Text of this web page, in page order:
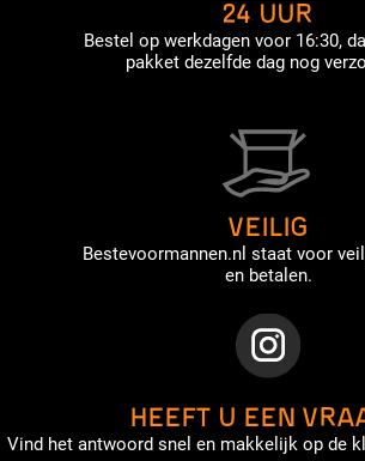
24 UUR
Bestel op werkdagen voor 16:30,
pakket dezelfde dag nog
VEILIG
Bestevoormannen.nl staat voor
en betalen.
HEEFT U EEN
Vind het antwoord snel en makkelijk op de